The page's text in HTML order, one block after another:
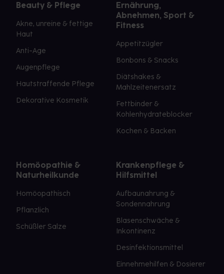
Beauty & Pflege
Akne, unreine & fettige
Haut
Anti-Age
Augenpflege
Hautstraffende Pflege
Dekorative Kosmetik
Ernährung,
Abnehmen, Sport &
Fitness
Appetitzügler
Bonbons & Snacks
Diätshakes &
Mahlzeitenersatz
Fettbinder &
Kohlenhydrateblocker
Kochen & Backen
Homöopathie &
Naturheilkunde
Homöopathisch
Pflanzlich
Schüßler Salze
Krankenpflege &
Hilfsmittel
Aufbaunahrung &
Sondennahrung
Blasenschwäche &
Inkontinenz
Desinfektionsmittel
Einnehmehilfen & Dosierer